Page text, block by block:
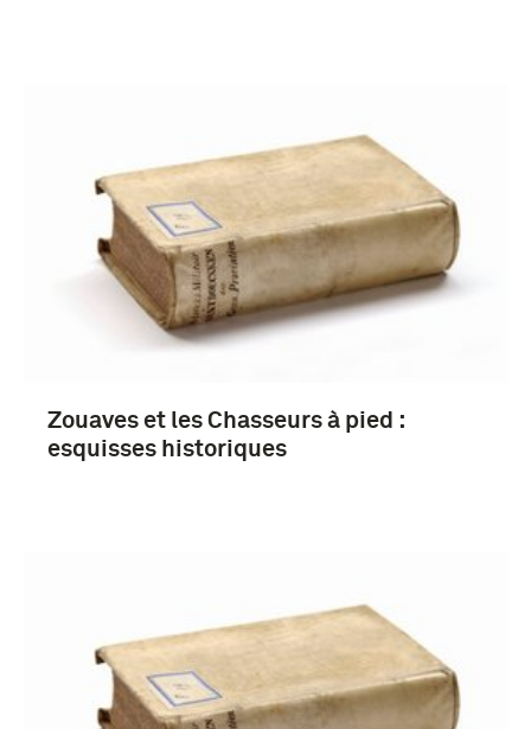
Zouaves et les Chasseurs à pied :
esquisses historiques